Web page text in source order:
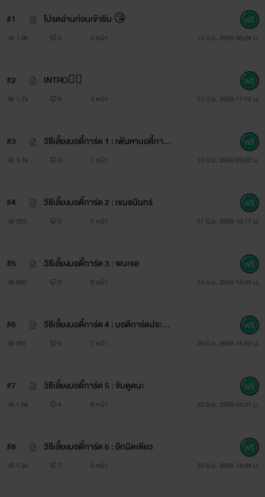
#1 โปรดอ่านก่อนเข้าชิม 😘
1.9k 2 2 หน้า 13 มิ.ย. 2569 08:24 น.
#2 INTRO❤️‍🔥
1.7k 6 3 หน้า 13 มิ.ย. 2569 17:16 น.
#3
วิธีเลี้ยงบอดี้การ์ด 1 : เฟ้นหาบอดี้การ์ด
ของคุณหนูอายะ
1.1k 3 7 หน้า 16 มิ.ย. 2569 09:20 น.
#4 วิธีเลี้ยงบอดี้การ์ด 2 : เขมธนินทร์
923 3 7 หน้า 17 มิ.ย. 2569 16:17 น.
#5 วิธีเลี้ยงบอดี้การ์ด 3 : พบเจอ
800 3 8 หน้า 19 มิ.ย. 2569 14:48 น.
#6
วิธีเลี้ยงบอดี้การ์ด 4 : บอดีการ์ดประจำ
ตัว
887 6 7 หน้า 20 มิ.ย. 2569 14:59 น.
#7 วิธีเลี้ยงบอดี้การ์ด 5 : จับดูดนะ
1.6k 4 8 หน้า 22 มิ.ย. 2569 04:31 น.
#8 วิธีเลี้ยงบอดี้การ์ด 6 : อีกนิดเดียว
1.3k 7 8 หน้า 22 มิ.ย. 2569 14:44 น.